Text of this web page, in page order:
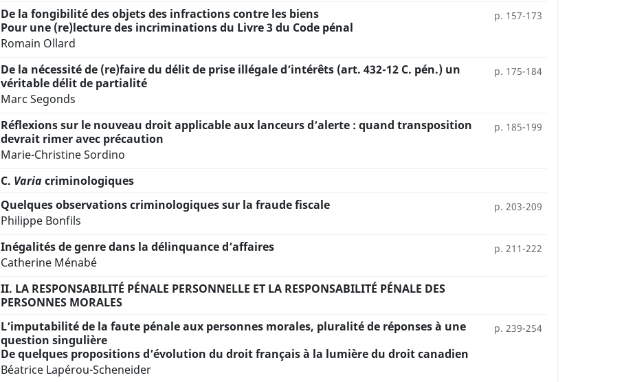
De la fongibilité des objets des infractions contre les biens
Pour une (re)lecture des incriminations du Livre 3 du Code pénal
Romain Ollard
p. 157-173
De la nécessité de (re)faire du délit de prise illégale d’intérêts (art. 432-12 C. pén.) un
véritable délit de partialité
Marc Segonds
p. 175-184
Réflexions sur le nouveau droit applicable aux lanceurs d’alerte : quand transposition
devrait rimer avec précaution
Marie-Christine Sordino
p. 185-199
C. Variacriminologiques
Quelques observations criminologiques sur la fraude fiscale
Philippe Bonfils
p. 203-209
Inégalités de genre dans la délinquance d’affaires
Catherine Ménabé
p. 211-222
II. LA RESPONSABILITÉ PÉNALE PERSONNELLE ET LA RESPONSABILITÉ PÉNALE DES
PERSONNES MORALES
L’imputabilité de la faute pénale aux personnes morales, pluralité de réponses à une
question singulière
De quelques propositions d’évolution du droit français à la lumière du droit canadien
Béatrice Lapérou-Scheneider
p. 239-254